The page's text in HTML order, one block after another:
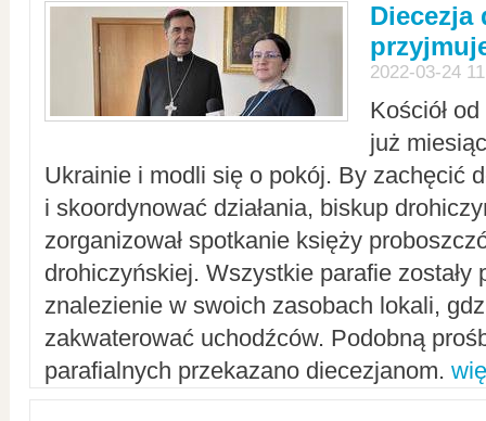
Diecezja
2022-03-24
Kościół
już
Ukrainie i modli się o pokój. By zachęcić
i skoordynować działania, biskup
zorganizował spotkanie księży
drohiczyńskiej. Wszystkie parafie zostały
znalezienie w swoich zasobach lokali,
zakwaterować uchodźców. Podobną
parafialnych przekazano diecezjanom.